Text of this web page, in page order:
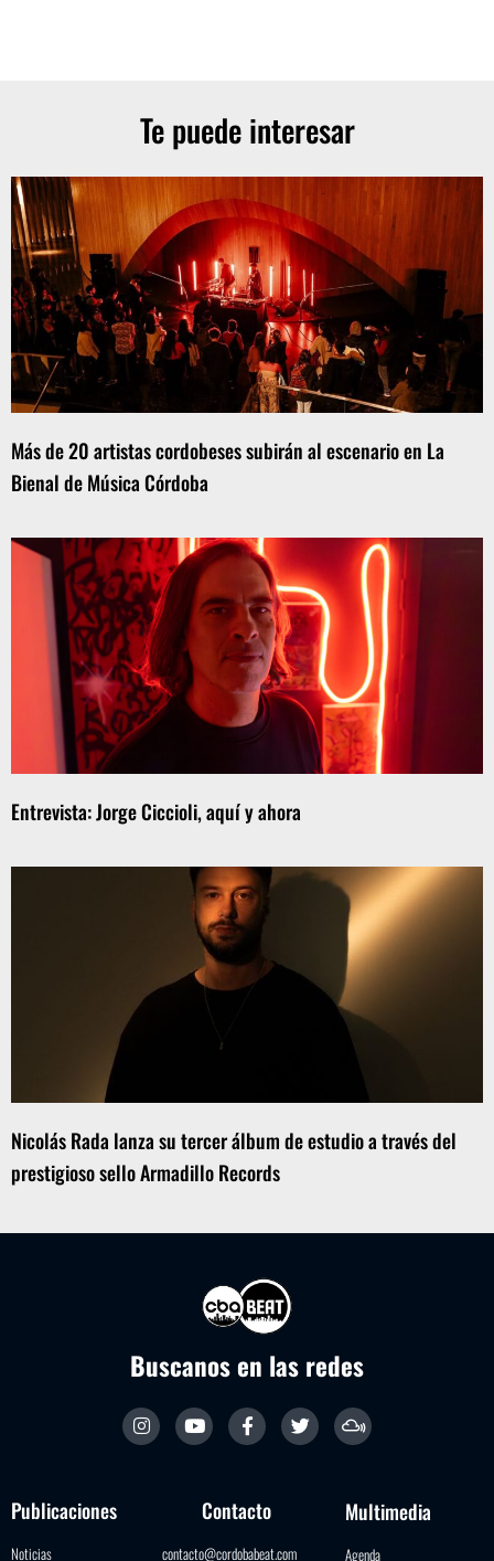
Te puede interesar
Más de 20 artistas cordobeses subirán al escenario en La
Bienal de Música Córdoba
Entrevista: Jorge Ciccioli, aquí y ahora
Nicolás Rada lanza su tercer álbum de estudio a través del
prestigioso sello Armadillo Records
Buscanos en las redes
Publicaciones
Noticias
Contacto
contacto@cordobabeat.com
Multimedia
Agenda